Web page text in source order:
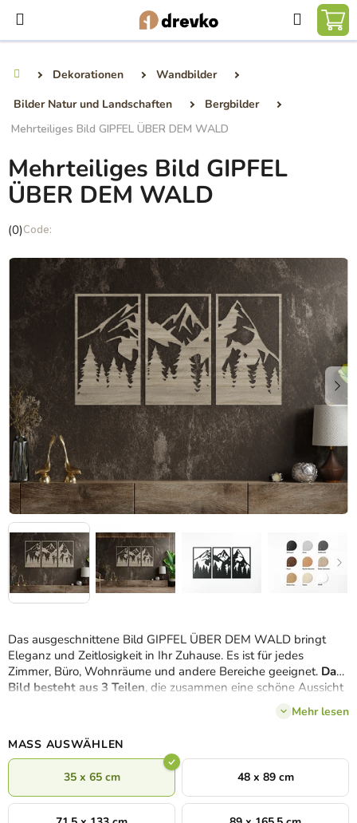
Inhalt
springen
Suchen
Dekorationen
Wandbilder
Bilder Natur und Landschaften
Bergbilder
Mehrteiliges Bild GIPFEL ÜBER DEM WALD
Das ausgeschnittene Bild GIPFEL ÜBER DEM WALD bringt
Eleganz und Zeitlosigkeit in Ihr Zuhause. Es ist für jedes
Zimmer, Büro, Wohnräume und andere Bereiche geeignet. Das
Bild besteht aus 3 Teilen, die zusammen eine schöne Aussicht
Sie können aus verschiedenen Farben
Holen Sie sich dank des 3D-Bildes ein
Stück Natur in Ihr Heim.
Mehr lesen
MASS AUSWÄHLEN
35 x 65 cm 48 x 89 cm
Mehrteiliges Bild GIPFEL
ÜBER DEM WALD
Die
Produktbewertung
von
5
(0)